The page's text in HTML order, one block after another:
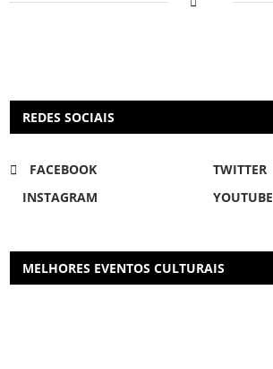
REDES SOCIAIS
FACEBOOK
TWITTER
INSTAGRAM
YOUTUBE
MELHORES EVENTOS CULTURAIS